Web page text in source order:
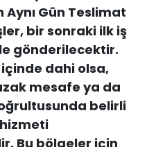
Aynı Gün Teslimat
bir sonraki ilk iş
gönderilecektir.
içinde dahi olsa,
mesafe ya da
belirli
Bu bölgeler için